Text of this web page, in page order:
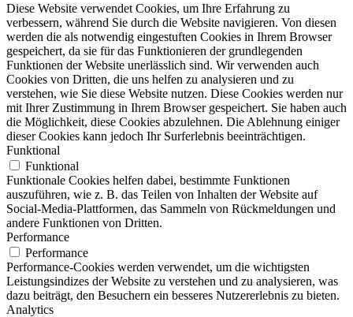
Diese Website verwendet Cookies, um Ihre Erfahrung zu
verbessern, während Sie durch die Website navigieren. Von diesen
werden die als notwendig eingestuften Cookies in Ihrem Browser
gespeichert, da sie für das Funktionieren der grundlegenden
Funktionen der Website unerlässlich sind. Wir verwenden auch
Cookies von Dritten, die uns helfen zu analysieren und zu
verstehen, wie Sie diese Website nutzen. Diese Cookies werden nur
mit Ihrer Zustimmung in Ihrem Browser gespeichert. Sie haben auch
die Möglichkeit, diese Cookies abzulehnen. Die Ablehnung einiger
dieser Cookies kann jedoch Ihr Surferlebnis beeinträchtigen.
Funktional
Funktional
Funktionale Cookies helfen dabei, bestimmte Funktionen
auszuführen, wie z. B. das Teilen von Inhalten der Website auf
Social-Media-Plattformen, das Sammeln von Rückmeldungen und
andere Funktionen von Dritten.
Performance
Performance
Performance-Cookies werden verwendet, um die wichtigsten
Leistungsindizes der Website zu verstehen und zu analysieren, was
dazu beiträgt, den Besuchern ein besseres Nutzererlebnis zu bieten.
Analytics